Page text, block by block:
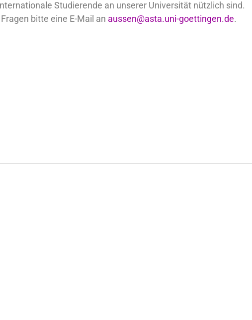
Studierende an unserer Universität nützlich sind.
bitte eine E-Mail an aussen@asta.uni-goettingen.de.